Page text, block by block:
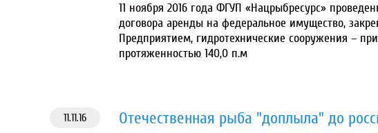
11 ноября 2016 года ФГУП «Нацрыбресурс»
договора аренды на федеральное имущество,
Предприятием, гидротехнические сооружения –
протяженностью 140,0 п.м
11.11.16 Отечественная рыба "доплыла" до